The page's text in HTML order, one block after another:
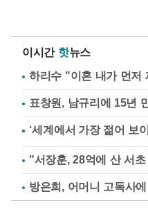
이시간 핫뉴스
하리수 "이혼 내가 먼
표창원, 남규리에 15년
"서장훈, 28억에 산 서
방은희, 어머니 고독사